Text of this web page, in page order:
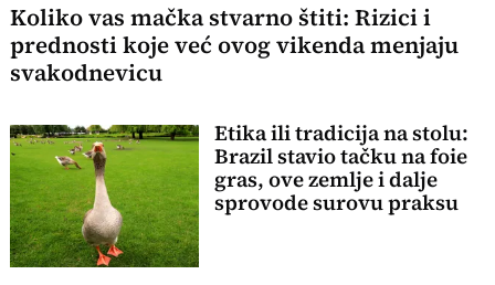
Koliko vas mačka stvarno štiti: Rizici i
prednosti koje već ovog vikenda menjaju
svakodnevicu
Etika ili tradicija na stolu:
Brazil stavio tačku na foie
gras, ove zemlje i dalje
sprovode surovu praksu